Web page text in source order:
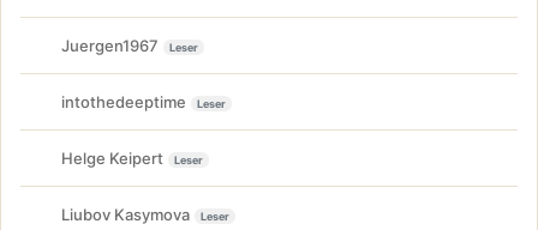
Juergen1967 Leser
intothedeeptime Leser
Helge Keipert Leser
Liubov Kasymova Leser